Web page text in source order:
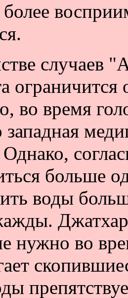
более
случаев
во время
Однако,
больше
воды
нужно во